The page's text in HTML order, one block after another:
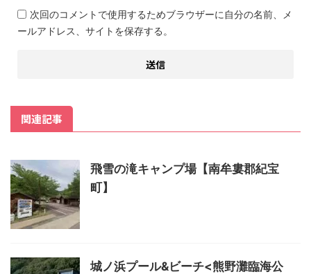
次回のコメントで使用するためブラウザーに自分の名前、メ
ールアドレス、サイトを保存する。
関連記事
飛雪の滝キャンプ場【南牟婁郡紀宝
町】
城ノ浜プール&ビーチ<熊野灘臨海公